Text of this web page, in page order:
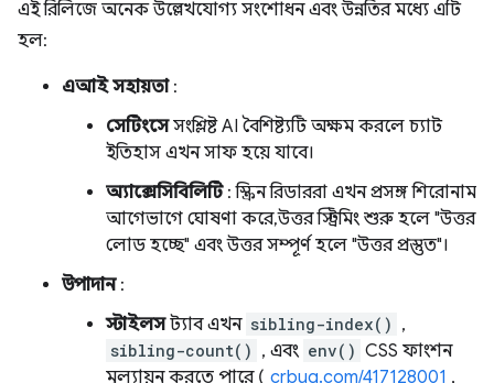
এই রিলিজে অনেক উল্লেখযোগ্য সংশোধন এবং উন্নতির মধ্যে এটি
হল:
এআই সহায়তা:
সেটিংসেসংশ্লিষ্ট AI বৈশিষ্ট্যটি অক্ষম করলে চ্যাট
ইতিহাস এখন সাফ হয়ে যাবে।
অ্যাক্সেসিবিলিটি: স্ক্রিন রিডাররা এখন প্রসঙ্গ শিরোনাম
আগেভাগে ঘোষণা করে, উত্তর স্ট্রিমিং শুরু হলে "উত্তর
লোড হচ্ছে" এবং উত্তর সম্পূর্ণ হলে "উত্তর প্রস্তুত"।
উপাদান:
স্টাইলসট্যাব এখন sibling-index() ,
sibling-count() , এবং env() CSS ফাংশন
মূল্যায়ন করতে পারে ( crbug.com/417128001 ,